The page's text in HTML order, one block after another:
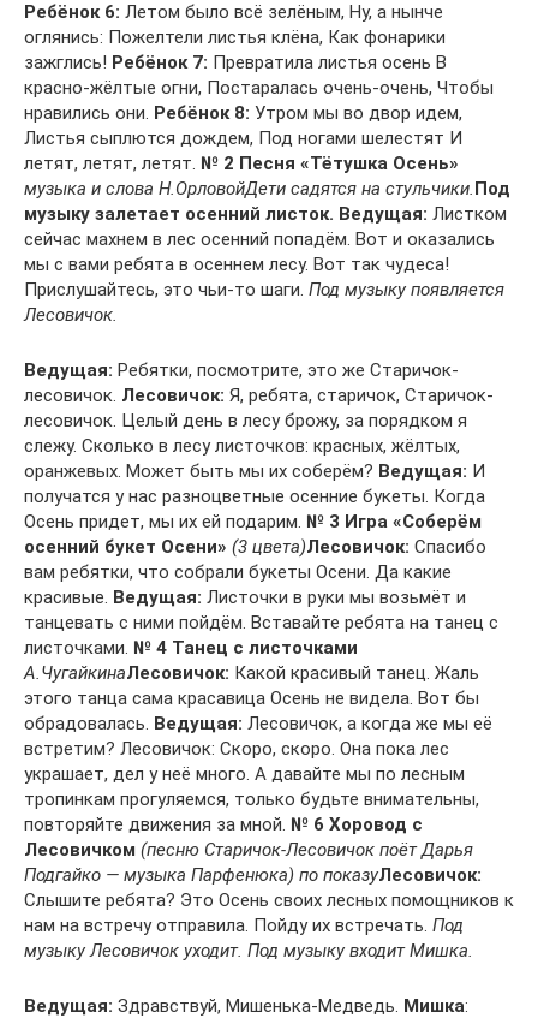
Ребёнок 6: Летом было всё зелёным, Ну, а нынче
оглянись: Пожелтели листья клёна, Как фонарики
зажглись! Ребёнок 7: Превратила листья осень В
красно-жёлтые огни, Постаралась очень-очень, Чтобы
нравились они. Ребёнок 8: Утром мы во двор идем,
Листья сыплются дождем, Под ногами шелестят И
летят, летят, летят. № 2 Песня «Тётушка Осень»
музыка и слова Н.ОрловойДети садятся на стульчики.Под
музыку залетает осенний листок. Ведущая: Листком
сейчас махнем в лес осенний попадём. Вот и оказались
мы с вами ребята в осеннем лесу. Вот так чудеса!
Прислушайтесь, это чьи-то шаги. Под музыку появляется
Лесовичок.
Ведущая: Ребятки, посмотрите, это же Старичок-
лесовичок. Лесовичок: Я, ребята, старичок, Старичок-
лесовичок. Целый день в лесу брожу, за порядком я
слежу. Сколько в лесу листочков: красных, жёлтых,
оранжевых. Может быть мы их соберём? Ведущая: И
получатся у нас разноцветные осенние букеты. Когда
Осень придет, мы их ей подарим. № 3 Игра «Соберём
осенний букет Осени» (3 цвета)Лесовичок: Спасибо
вам ребятки, что собрали букеты Осени. Да какие
красивые. Ведущая: Листочки в руки мы возьмёт и
танцевать с ними пойдём. Вставайте ребята на танец с
листочками. № 4 Танец с листочками
А.ЧугайкинаЛесовичок: Какой красивый танец. Жаль
этого танца сама красавица Осень не видела. Вот бы
обрадовалась. Ведущая: Лесовичок, а когда же мы её
встретим? Лесовичок: Скоро, скоро. Она пока лес
украшает, дел у неё много. А давайте мы по лесным
тропинкам прогуляемся, только будьте внимательны,
повторяйте движения за мной. № 6 Хоровод с
Лесовичком (песню Старичок-Лесовичок поёт Дарья
Подгайко — музыка Парфенюка) по показуЛесовичок:
Слышите ребята? Это Осень своих лесных помощников к
нам на встречу отправила. Пойду их встречать. Под
музыку Лесовичок уходит. Под музыку входит Мишка.
Ведущая: Здравствуй, Мишенька-Медведь. Мишка: